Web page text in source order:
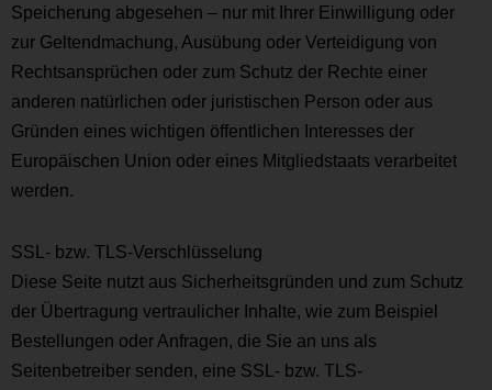
Speicherung abgesehen – nur mit Ihrer Einwilligung oder
zur Geltendmachung, Ausübung oder Verteidigung von
Rechtsansprüchen oder zum Schutz der Rechte einer
anderen natürlichen oder juristischen Person oder aus
Gründen eines wichtigen öffentlichen Interesses der
Europäischen Union oder eines Mitgliedstaats verarbeitet
werden.
SSL- bzw. TLS-Verschlüsselung
Diese Seite nutzt aus Sicherheitsgründen und zum Schutz
der Übertragung vertraulicher Inhalte, wie zum Beispiel
Bestellungen oder Anfragen, die Sie an uns als
Seitenbetreiber senden, eine SSL- bzw. TLS-